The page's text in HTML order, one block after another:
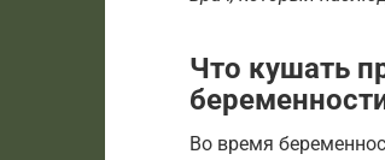
Что кушать
Во время